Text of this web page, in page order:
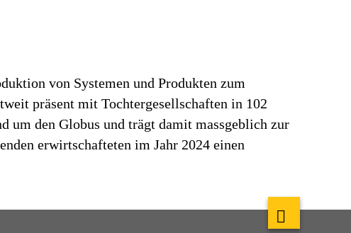
von Systemen und Produkten zum
präsent mit Tochtergesellschaften in 102
um den Globus und trägt damit massgeblich zur
erwirtschafteten im Jahr 2024 einen